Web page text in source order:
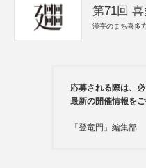
第71回
漢字のまち喜多
応募される際は、
最新の開催情報をご
「登竜門」編集部